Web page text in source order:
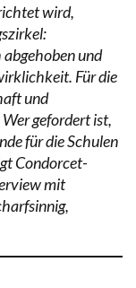
wird,
und
Für die
und
gefordert ist,
für die Schulen
Condorcet-
mit